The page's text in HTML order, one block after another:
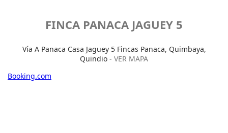
FINCA PANACA JAGUEY 5
Vía A Panaca Casa Jaguey 5 Fincas Panaca, Quimbaya,
Quindio - VER MAPA
Booking.com